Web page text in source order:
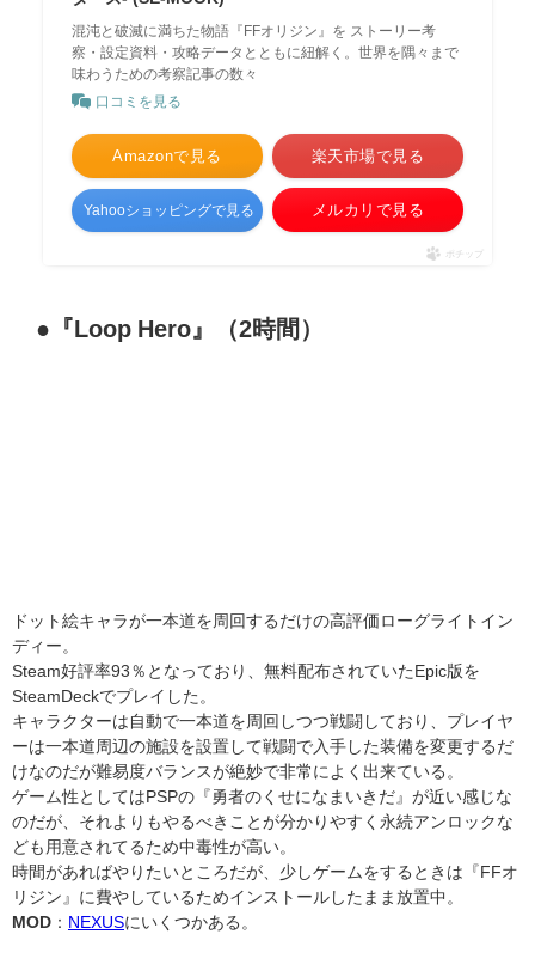
混沌と破滅に満ちた物語『FFオリジン』を ストーリー考
察・設定資料・攻略データとともに紐解く。世界を隅々まで
味わうための考察記事の数々
口コミを見る
Amazonで見る 楽天市場で見る
Yahooショッピングで見る メルカリで見る
ポチップ
●『Loop Hero』（2時間）
ドット絵キャラが一本道を周回するだけの高評価ローグライトイン
ディー。
Steam好評率93％となっており、無料配布されていたEpic版を
SteamDeckでプレイした。
キャラクターは自動で一本道を周回しつつ戦闘しており、プレイヤ
ーは一本道周辺の施設を設置して戦闘で入手した装備を変更するだ
けなのだが難易度バランスが絶妙で非常によく出来ている。
ゲーム性としてはPSPの『勇者のくせになまいきだ』が近い感じな
のだが、それよりもやるべきことが分かりやすく永続アンロックな
ども用意されてるため中毒性が高い。
時間があればやりたいところだが、少しゲームをするときは『FFオ
リジン』に費やしているためインストールしたまま放置中。
MOD ： NEXUSにいくつかある。